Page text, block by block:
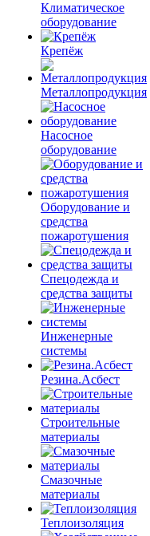
Климатическое
оборудование
Крепёж
Металлопродукция
Насосное
оборудование
Оборудование и
средства
пожаротушения
Спецодежда и
средства защиты
Инженерные
системы
Резина.Асбест
Строительные
материалы
Смазочные
материалы
Теплоизоляция